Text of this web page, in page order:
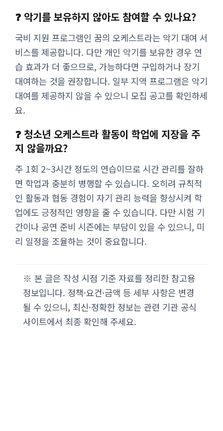
❓ 악기를 보유하지 않아도 참여할 수 있나요?
국비 지원 프로그램인 꿈의 오케스트라는 악기 대여 서
비스를 제공합니다. 다만 개인 악기를 보유한 경우 연
습 효과가 더 좋으므로, 가능하다면 구입하거나 장기
대여하는 것을 권장합니다. 일부 지역 프로그램은 악기
대여를 제공하지 않을 수 있으니 모집 공고를 확인하세
요.
❓ 청소년 오케스트라 활동이 학업에 지장을 주
지 않을까요?
주 1회 2~3시간 정도의 연습이므로 시간 관리를 잘하
면 학업과 충분히 병행할 수 있습니다. 오히려 규칙적
인 활동과 협동 경험이 자기 관리 능력을 향상시켜 학
업에도 긍정적인 영향을 줄 수 있습니다. 다만 시험 기
간이나 공연 준비 시즌에는 부담이 있을 수 있으니, 미
리 일정을 조율하는 것이 중요합니다.
※ 본 글은 작성 시점 기준 자료를 정리한 참고용
정보입니다. 정책·요건·금액 등 세부 사항은 변경
될 수 있으니, 최신·정확한 정보는 관련 기관 공식
사이트에서 최종 확인해 주세요.